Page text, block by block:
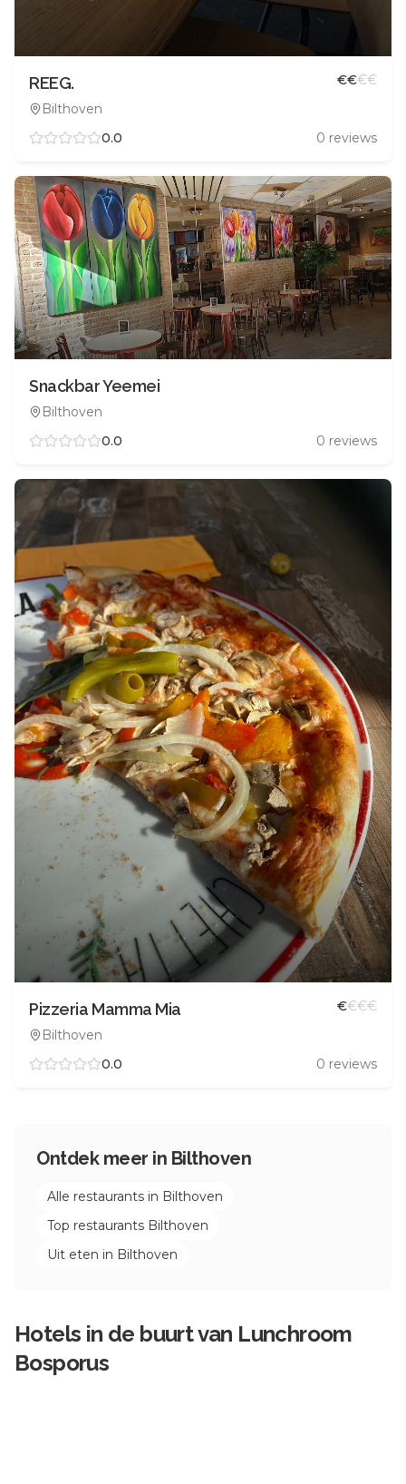
REEG.
Bilthoven
€€€€
0.0 0 reviews
Snackbar Yeemei
Bilthoven
0.0
0 reviews
Pizzeria Mamma Mia
Bilthoven
€€€€
0.0 0 reviews
Ontdek meer in Bilthoven
Alle restaurants in Bilthoven
Top restaurants Bilthoven
Uit eten in Bilthoven
Hotels in de buurt van Lunchroom
Bosporus